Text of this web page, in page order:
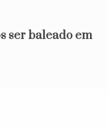
ser baleado em